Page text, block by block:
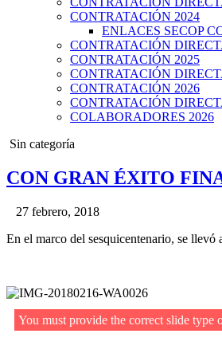
CONTRATACIÓN 2024
ENLACES SECOP
CONTRATACIÓN
CONTRATACIÓN 2025
CONTRATACIÓN
CONTRATACIÓN 2026
CONTRATACIÓN
COLABORADORES 2026
Posted
Sin categoría
CON GRAN ÉXITO
27 febrero, 2018
En el marco del sesquicentenario, se
You must provide the correct slide